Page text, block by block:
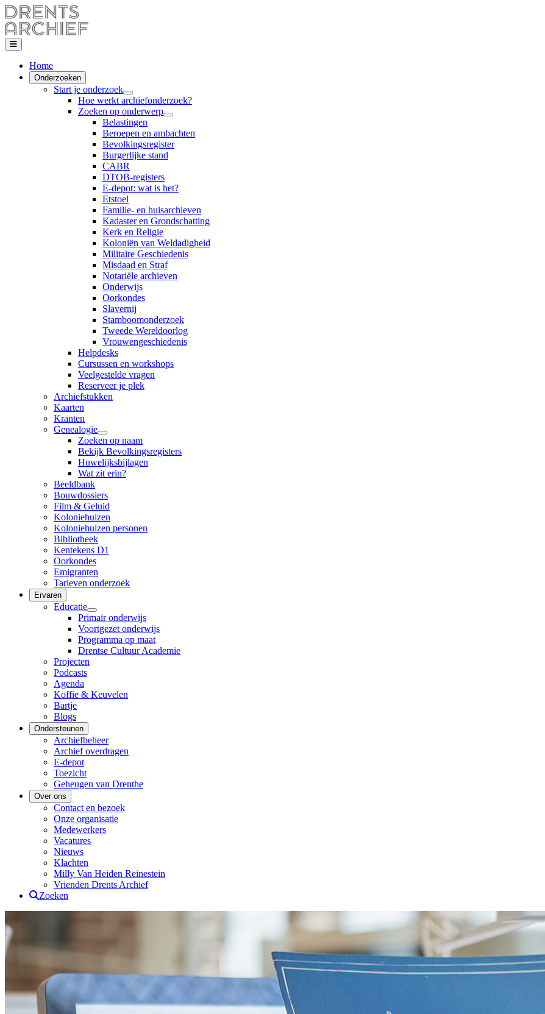
Home
Onderzoeken
Start je onderzoek
Hoe werkt archiefonderzoek?
Zoeken op onderwerp
Belastingen
Beroepen en ambachten
Bevolkingsregister
Burgerlijke stand
CABR
DTOB-registers
E-depot: wat is het?
Etstoel
Familie- en huisarchieven
Kadaster en Grondschatting
Kerk en Religie
Koloniën van Weldadigheid
Militaire Geschiedenis
Misdaad en Straf
Notariële archieven
Onderwijs
Oorkondes
Slavernij
Stamboomonderzoek
Tweede Wereldoorlog
Vrouwengeschiedenis
Helpdesks
Cursussen en workshops
Veelgestelde vragen
Reserveer je plek
Archiefstukken
Kaarten
Kranten
Genealogie
Zoeken op naam
Bekijk Bevolkingsregisters
Huwelijksbijlagen
Wat zit erin?
Beeldbank
Bouwdossiers
Film & Geluid
Koloniehuizen
Koloniehuizen personen
Bibliotheek
Kentekens D1
Oorkondes
Emigranten
Tarieven onderzoek
Ervaren
Educatie
Primair onderwijs
Voortgezet onderwijs
Programma op maat
Drentse Cultuur Academie
Projecten
Podcasts
Agenda
Koffie & Keuvelen
Bartje
Blogs
Ondersteunen
Archiefbeheer
Archief overdragen
E-depot
Toezicht
Geheugen van Drenthe
Over ons
Contact en bezoek
Onze organisatie
Medewerkers
Vacatures
Nieuws
Klachten
Milly Van Heiden Reinestein
Vrienden Drents Archief
Zoeken
Drents Archief